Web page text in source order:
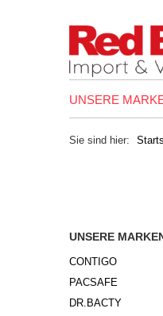
UNSERE
Sie sind hier:
UNSERE
CONTIGO
PACSAFE
DR.BACTY